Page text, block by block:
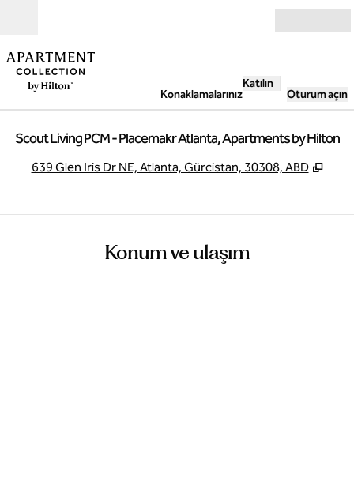
Konaklamalarınız
Katılın
Oturum açın
Scout Living PCM - Placemakr Atlanta, Apartments by Hilton
639 Glen Iris Dr NE, Atlanta, Gürcistan, 30308, ABD ,
Konum ve ulaşım